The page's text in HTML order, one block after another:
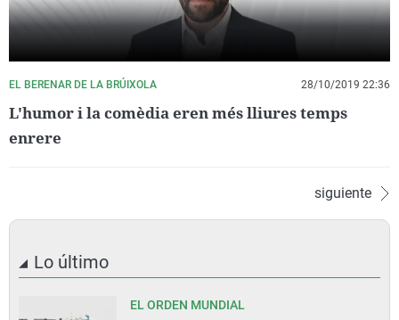
EL BERENAR DE LA BRÚIXOLA 28/10/2019 22:36
L'humor i la comèdia eren més lliures temps
enrere
siguiente
Lo último
EL ORDEN MUNDIAL